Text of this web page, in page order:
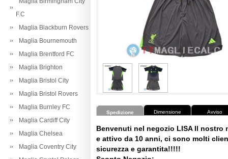
F.C
Maglia Blackburn Rovers
Maglia Bournemouth
Maglia Brentford FC
Maglia Brighton
Maglia Bristol City
Maglia Bristol Rovers
Maglia Burnley FC
Maglia Cardiff City
Maglia Chelsea
Maglia Coventry City
Spedizione Dimensione Avviso
Benvenuti nel negozio LISA Il nostro
e attivo da 10 anni, ci sono molti
sicurezza e garantita!!!!!